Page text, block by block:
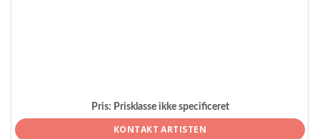
Pris: Prisklasse ikke specificeret
KONTAKT ARTISTEN